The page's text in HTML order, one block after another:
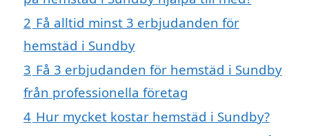
2 Få alltid minst 3 erbjudanden för
hemstäd i Sundby
3 Få 3 erbjudanden för hemstäd i Sundby
från professionella företag
4 Hur mycket kostar hemstäd i Sundby?